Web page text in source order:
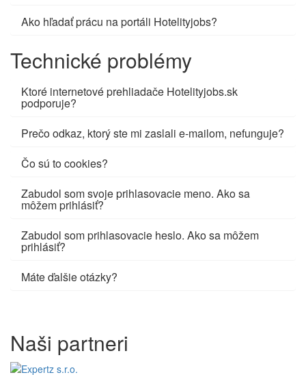
Ako hľadať prácu na portáli Hotelityjobs?
Technické problémy
Ktoré internetové prehliadače Hotelityjobs.sk
podporuje?
Prečo odkaz, ktorý ste mi zaslali e-mailom, nefunguje?
Čo sú to cookies?
Zabudol som svoje prihlasovacie meno. Ako sa
môžem prihlásiť?
Zabudol som prihlasovacie heslo. Ako sa môžem
prihlásiť?
Máte ďalšie otázky?
Naši partneri